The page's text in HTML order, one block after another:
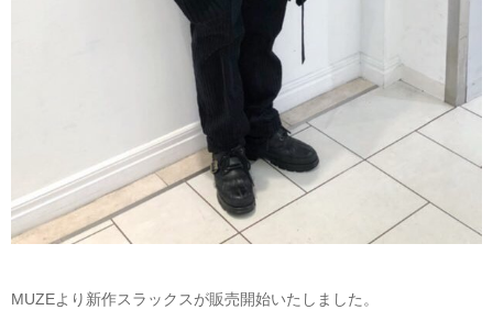
MUZEより新作スラックスが販売開始いたしました。